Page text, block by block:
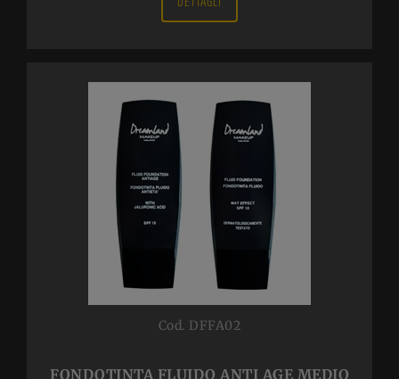
Cod. DFFA02
FONDOTINTA FLUIDO ANTI AGE MEDIO